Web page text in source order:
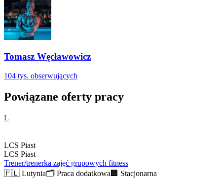
Tomasz Węcławowicz
104 tys. obserwujących
Powiązane oferty pracy
L
LCS Piast
LCS Piast
Trener/trenerka zajęć grupowych fitness
🇵🇱 Lutynia🗂️ Praca dodatkowa 🏢 Stacjonarna